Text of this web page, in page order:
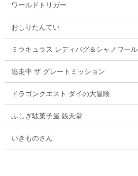
ワールドトリガー
おしりたんてい
ミラキュラス レディバグ＆シャノワール
逃走中 ザ グレートミッション
ドラゴンクエスト ダイの大冒険
ふしぎ駄菓子屋 銭天堂
いきものさん